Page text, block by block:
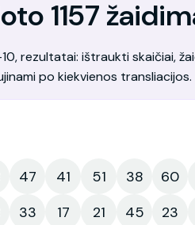
1157
rezultatai: ištraukti skaičiai,
po kiekvienos transliacijos.
47 41 51 38 60
33 17 21 45 23